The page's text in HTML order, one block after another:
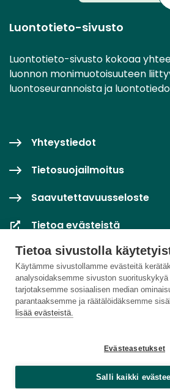
Tietoa sivustolla
Käytämme sivustollamme evästeitä
analysoidaksemme sivuston
tarjotaksemme sosiaalisen median
parantaaksemme ja räätälöidäksemme
lisää evästeistä.
Evästeasetukset
Salli kaikki
Luontotieto-sivusto
Luontotieto-sivusto kokoaa
luonnon monimuotoisuuteen
luontoseurannoista ja
Yhteystiedot
Tietosuojailmoitus
Saavutettavuusseloste
Tietoa evästeistä
Evästeasetukset